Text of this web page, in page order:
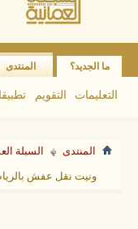
ما الجديد؟ المنتدى
التعليمات التقويم
المنتدى السبلة
ونيت نقل عفش بالرياض..احصل على خصم